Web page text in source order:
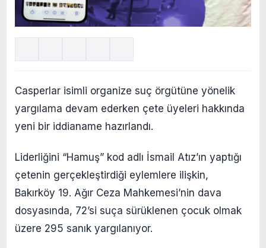
Casperlar isimli organize suç örgütüne yönelik
yargılama devam ederken çete üyeleri hakkında
yeni bir iddianame hazırlandı.
Liderliğini “Hamuş” kod adlı İsmail Atız’ın yaptığı
çetenin gerçekleştirdiği eylemlere ilişkin,
Bakırköy 19. Ağır Ceza Mahkemesi’nin dava
dosyasında, 72’si suça sürüklenen çocuk olmak
üzere 295 sanık yargılanıyor.